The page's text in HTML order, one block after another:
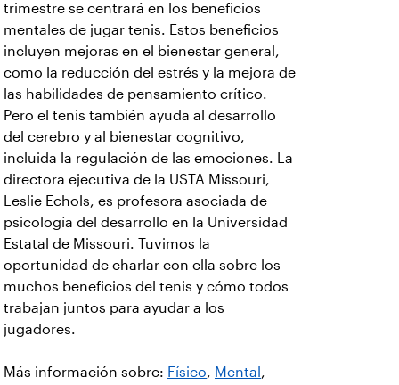
trimestre se centrará en los beneficios
mentales de jugar tenis. Estos beneficios
incluyen mejoras en el bienestar general,
como la reducción del estrés y la mejora de
las habilidades de pensamiento crítico.
Pero el tenis también ayuda al desarrollo
del cerebro y al bienestar cognitivo,
incluida la regulación de las emociones. La
directora ejecutiva de la USTA Missouri,
Leslie Echols, es profesora asociada de
psicología del desarrollo en la Universidad
Estatal de Missouri. Tuvimos la
oportunidad de charlar con ella sobre los
muchos beneficios del tenis y cómo todos
trabajan juntos para ayudar a los
jugadores.
Más información sobre: Físico, Mental ,